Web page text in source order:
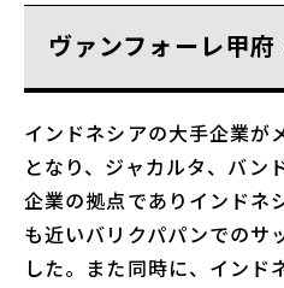
ヴァンフォーレ甲
インドネシアの大手企業が
となり、ジャカルタ、バン
企業の拠点でありインドネ
も近いバリクパパンでのサ
した。また同時に、インド